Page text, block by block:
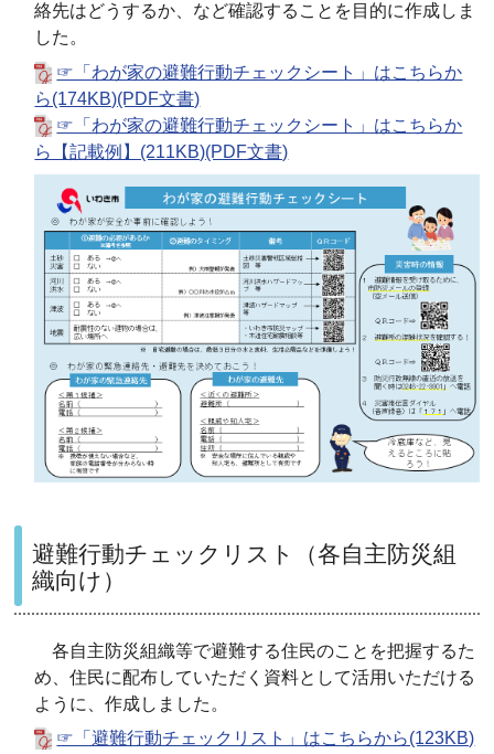
絡先はどうするか、など確認することを目的に作成しま
した。
☞「わが家の避難行動チェックシート」はこちらか
ら(174KB)(PDF文書)
☞「わが家の避難行動チェックシート」はこちらか
ら【記載例】(211KB)(PDF文書)
避難行動チェックリスト（各自主防災組
織向け）
各自主防災組織等で避難する住民のことを把握するた
め、住民に配布していただく資料として活用いただける
ように、作成しました。
☞「避難行動チェックリスト」はこちらから(123KB)